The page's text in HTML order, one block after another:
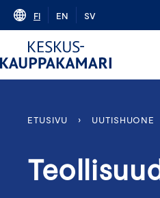
Skip
content
FI EN SV
ETUSIVU › UUTISHUONE